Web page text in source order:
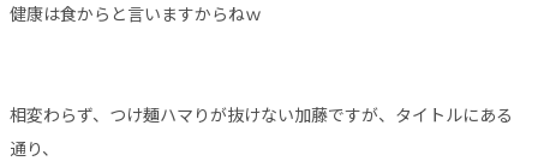
健康は食からと言いますからねｗ
相変わらず、つけ麺ハマりが抜けない加藤ですが、タイトルにある
通り、